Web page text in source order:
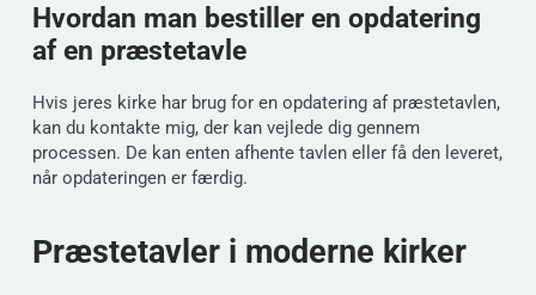
Hvordan man bestiller en opdatering
af en præstetavle
Hvis jeres kirke har brug for en opdatering af præstetavlen,
kan du kontakte mig, der kan vejlede dig gennem
processen. De kan enten afhente tavlen eller få den leveret,
når opdateringen er færdig.
Præstetavler i moderne kirker